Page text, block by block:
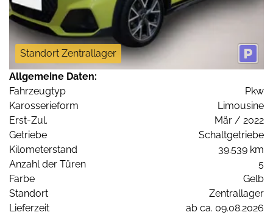
Standort Zentrallager
Allgemeine Daten:
Fahrzeugtyp
Pkw
Karosserieform
Limousine
Erst-Zul.
Mär / 2022
Getriebe
Schaltgetriebe
Kilometerstand
39.539 km
Anzahl der Türen
5
Farbe
Gelb
Standort
Zentrallager
Lieferzeit
ab ca. 09.08.2026